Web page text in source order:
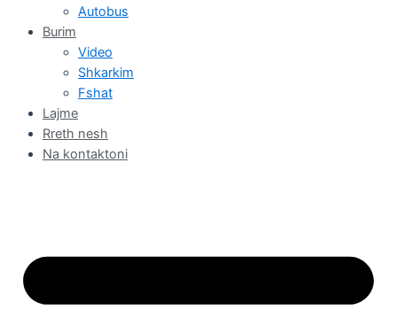
Autobus
Burim
Video
Shkarkim
Fshat
Lajme
Rreth nesh
Na kontaktoni